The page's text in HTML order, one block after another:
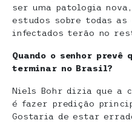
ser uma patologia
estudos sobre todas as
infectados terão no
Quando o senhor prevê
terminar no Brasil?
Niels Bohr dizia que a
é fazer predição
Gostaria de estar